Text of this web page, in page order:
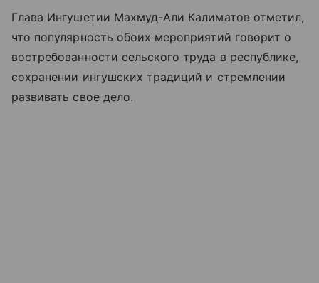
Глава Ингушетии Махмуд-Али Калиматов отметил,
что популярность обоих мероприятий говорит о
востребованности сельского труда в республике,
сохранении ингушских традиций и стремлении
развивать свое дело.